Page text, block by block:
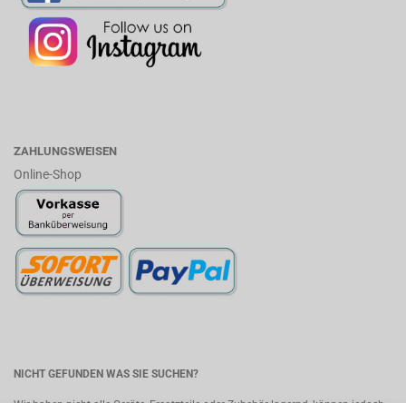
ZAHLUNGSWEISEN
Online-Shop
NICHT GEFUNDEN WAS SIE SUCHEN?